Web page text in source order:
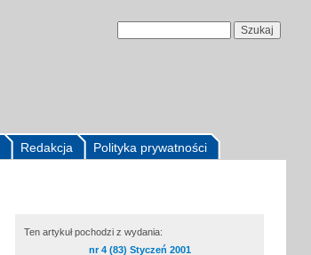
Polityka prywatności
Redakcja
Ten artykuł pochodzi z wydania:
nr 4 (83) Styczeń 2001